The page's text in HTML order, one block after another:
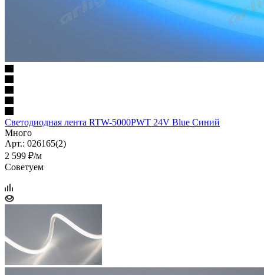
Светодиодная лента RTW-5000PWT 24V Blue Синий
Много
Арт.: 026165(2)
2 599 ₽/м
Советуем